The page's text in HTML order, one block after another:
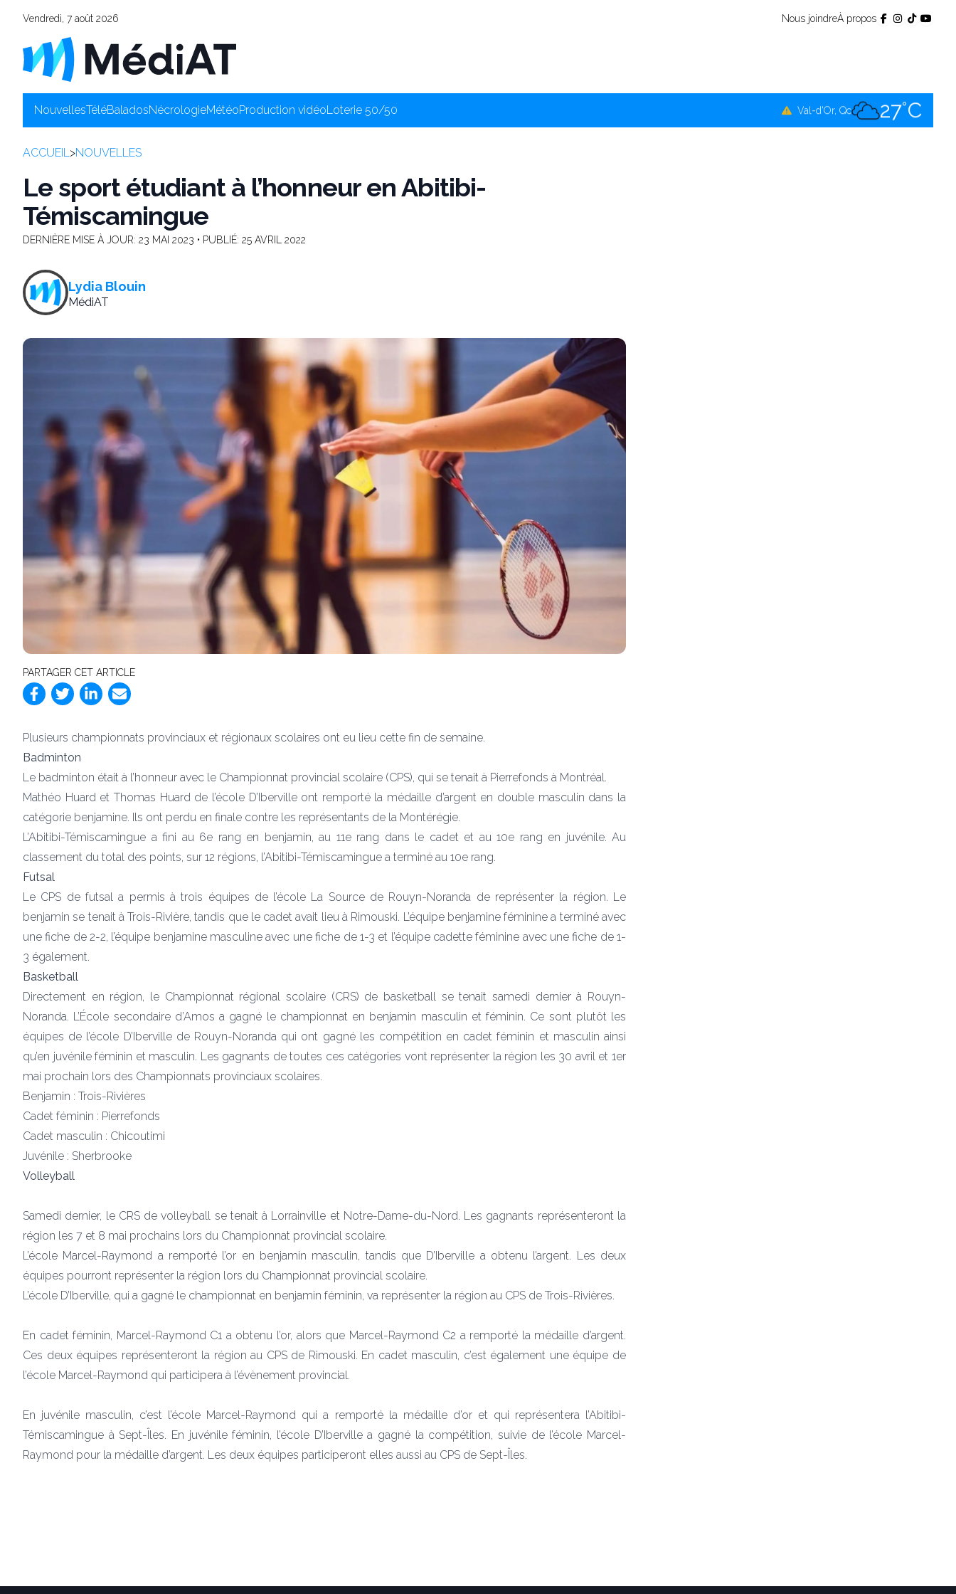
Vendredi, 7 août 2026 Nous joindreÀ propos
NouvellesTéléBaladosNécrologieMétéoProduction vidéoLoterie 50/50 Val-d'Or, Qc 27°C
ACCUEIL>NOUVELLES
Le sport étudiant à l’honneur en Abitibi-
Témiscamingue
DERNIÈRE MISE À JOUR: 23 MAI 2023 • PUBLIÉ: 25 AVRIL 2022
Lydia Blouin
MédiAT
PARTAGER CET ARTICLE
Plusieurs championnats provinciaux et régionaux scolaires ont eu lieu cette fin de semaine.
Badminton
Le badminton était à l’honneur avec le Championnat provincial scolaire (CPS), qui se tenait à Pierrefonds à Montréal.
Mathéo Huard et Thomas Huard de l’école D’Iberville ont remporté la médaille d’argent en double masculin dans la
catégorie benjamine. Ils ont perdu en finale contre les représentants de la Montérégie.
L’Abitibi-Témiscamingue a fini au 6e rang en benjamin, au 11e rang dans le cadet et au 10e rang en juvénile. Au
classement du total des points, sur 12 régions, l’Abitibi-Témiscamingue a terminé au 10e rang.
Futsal
Le CPS de futsal a permis à trois équipes de l’école La Source de Rouyn-Noranda de représenter la région. Le
benjamin se tenait à Trois-Rivière, tandis que le cadet avait lieu à Rimouski. L’équipe benjamine féminine a terminé avec
une fiche de 2-2, l’équipe benjamine masculine avec une fiche de 1-3 et l’équipe cadette féminine avec une fiche de 1-
3 également.
Basketball
Directement en région, le Championnat régional scolaire (CRS) de basketball se tenait samedi dernier à Rouyn-
Noranda. L’École secondaire d’Amos a gagné le championnat en benjamin masculin et féminin. Ce sont plutôt les
équipes de l’école D’Iberville de Rouyn-Noranda qui ont gagné les compétition en cadet féminin et masculin ainsi
qu’en juvénile féminin et masculin. Les gagnants de toutes ces catégories vont représenter la région les 30 avril et 1er
mai prochain lors des Championnats provinciaux scolaires.
Benjamin : Trois-Rivières
Cadet féminin : Pierrefonds
Cadet masculin : Chicoutimi
Juvénile : Sherbrooke
Volleyball
Samedi dernier, le CRS de volleyball se tenait à Lorrainville et Notre-Dame-du-Nord. Les gagnants représenteront la
région les 7 et 8 mai prochains lors du Championnat provincial scolaire.
L’école Marcel-Raymond a remporté l’or en benjamin masculin, tandis que D’Iberville a obtenu l’argent. Les deux
équipes pourront représenter la région lors du Championnat provincial scolaire.
L’école D’Iberville, qui a gagné le championnat en benjamin féminin, va représenter la région au CPS de Trois-Rivières.
En cadet féminin, Marcel-Raymond C1 a obtenu l’or, alors que Marcel-Raymond C2 a remporté la médaille d’argent.
Ces deux équipes représenteront la région au CPS de Rimouski. En cadet masculin, c’est également une équipe de
l’école Marcel-Raymond qui participera à l’évènement provincial.
En juvénile masculin, c’est l’école Marcel-Raymond qui a remporté la médaille d’or et qui représentera l’Abitibi-
Témiscamingue à Sept-Îles. En juvénile féminin, l’école D’Iberville a gagné la compétition, suivie de l’école Marcel-
Raymond pour la médaille d’argent. Les deux équipes participeront elles aussi au CPS de Sept-Îles.